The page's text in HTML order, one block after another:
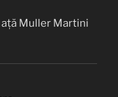
Muller Martini